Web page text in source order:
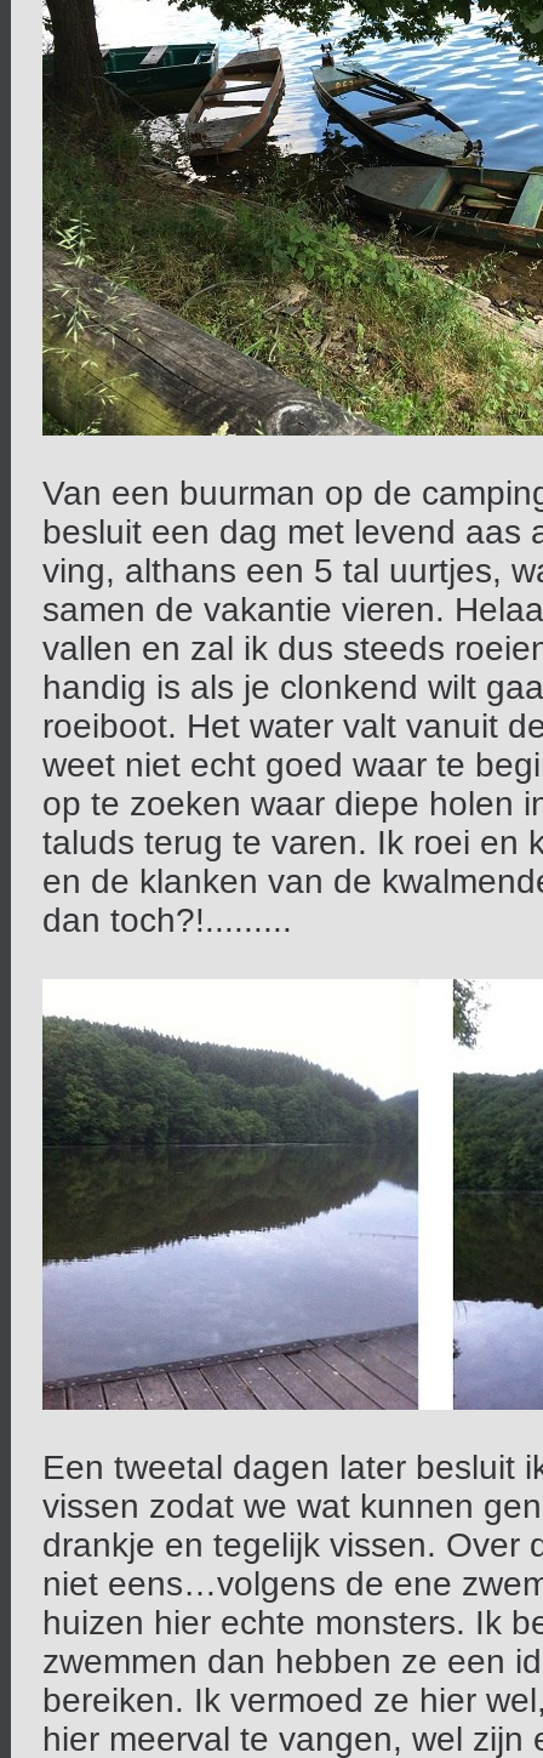
Van een buurman op de
besluit een dag met levend aas
ving, althans een 5 tal uurtjes,
samen de vakantie vieren.
vallen en zal ik dus steeds
handig is als je clonkend wilt
roeiboot. Het water valt vanuit
weet niet echt goed waar te
op te zoeken waar diepe holen
taluds terug te varen. Ik roei en
en de klanken van de
dan toch?!.........
Een tweetal dagen later besluit
vissen zodat we wat kunnen
drankje en tegelijk vissen. Over
niet eens…volgens de ene
huizen hier echte monsters. Ik
zwemmen dan hebben ze een
bereiken. Ik vermoed ze hier
hier meerval te vangen, wel